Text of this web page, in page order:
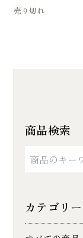
売り切れ
商品検索
カテゴリー